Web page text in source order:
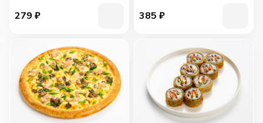
279 ₽ 385 ₽